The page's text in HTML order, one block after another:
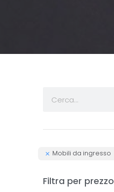
Mobili da ingresso
Filtra per prezzo